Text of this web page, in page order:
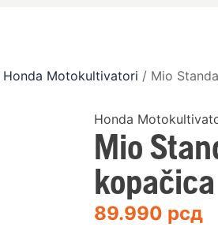
Honda Motokultivatori / Mio
Honda
Mio
89.990 рсд